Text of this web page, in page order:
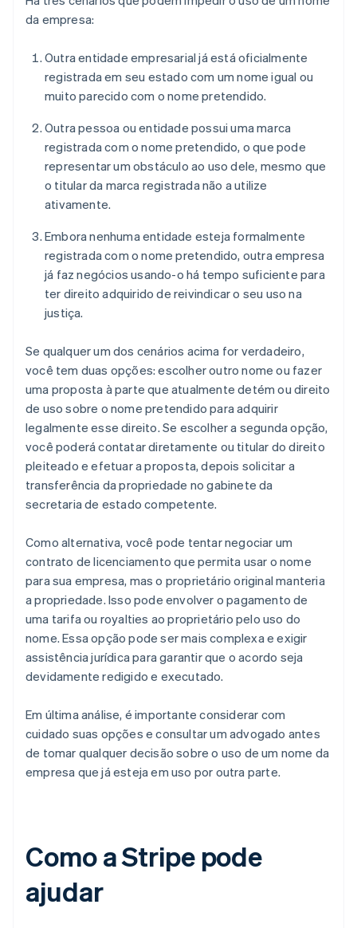
da empresa:
Outra entidade empresarial já está oficialmente
registrada em seu estado com um nome igual ou
muito parecido com o nome pretendido.
Outra pessoa ou entidade possui uma marca
registrada com o nome pretendido, o que pode
representar um obstáculo ao uso dele, mesmo que
o titular da marca registrada não a utilize
ativamente.
Embora nenhuma entidade esteja formalmente
registrada com o nome pretendido, outra empresa
já faz negócios usando-o há tempo suficiente para
ter direito adquirido de reivindicar o seu uso na
justiça.
Se qualquer um dos cenários acima for verdadeiro,
você tem duas opções: escolher outro nome ou fazer
uma proposta à parte que atualmente detém ou direito
de uso sobre o nome pretendido para adquirir
legalmente esse direito. Se escolher a segunda opção,
você poderá contatar diretamente ou titular do direito
pleiteado e efetuar a proposta, depois solicitar a
transferência da propriedade no gabinete da
secretaria de estado competente.
Como alternativa, você pode tentar negociar um
contrato de licenciamento que permita usar o nome
para sua empresa, mas o proprietário original manteria
a propriedade. Isso pode envolver o pagamento de
uma tarifa ou royalties ao proprietário pelo uso do
nome. Essa opção pode ser mais complexa e exigir
assistência jurídica para garantir que o acordo seja
devidamente redigido e executado.
Em última análise, é importante considerar com
cuidado suas opções e consultar um advogado antes
de tomar qualquer decisão sobre o uso de um nome da
empresa que já esteja em uso por outra parte.
Como a Stripe pode
ajudar